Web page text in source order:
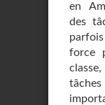
en
des
force
tâches